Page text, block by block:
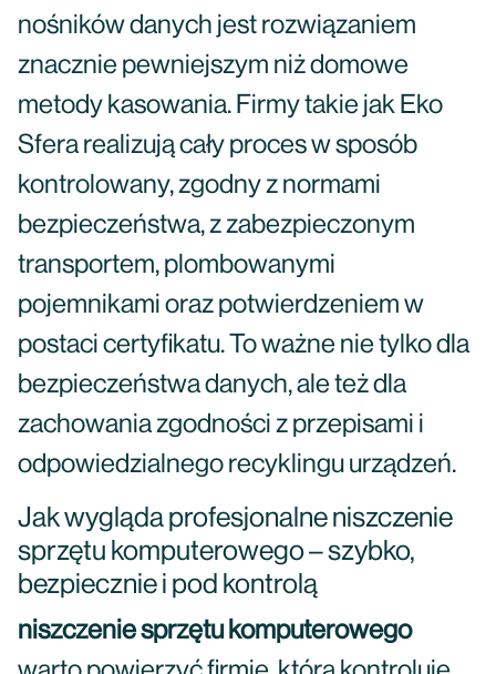
nośników danych jest rozwiązaniem
znacznie pewniejszym niż domowe
metody kasowania. Firmy takie jak Eko
Sfera realizują cały proces w sposób
kontrolowany, zgodny z normami
bezpieczeństwa, z zabezpieczonym
transportem, plombowanymi
pojemnikami oraz potwierdzeniem w
postaci certyfikatu. To ważne nie tylko dla
bezpieczeństwa danych, ale też dla
zachowania zgodności z przepisami i
odpowiedzialnego recyklingu urządzeń.
Jak wygląda profesjonalne niszczenie
sprzętu komputerowego – szybko,
bezpiecznie i pod kontrolą
niszczenie sprzętu komputerowego